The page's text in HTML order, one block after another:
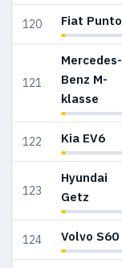
120 Fiat Punto
121
Mercedes-
Benz M-
klasse
122 Kia EV6
123
Hyundai
Getz
124 Volvo S60